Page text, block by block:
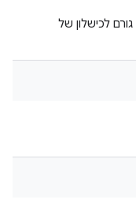
משתנה הסביבה JAVA_TOOL_OPTIONS גורם לכישלון של